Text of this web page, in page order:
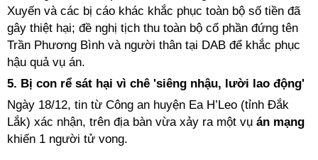
Xuyến và các bị cáo khác khắc phục toàn bộ số tiền đã
gây thiệt hại; đề nghị tịch thu toàn bộ cổ phần đứng tên
Trần Phương Bình và người thân tại DAB để khắc phục
hậu quả vụ án.
5. Bị con rể sát hại vì chê 'siêng nhậu, lười lao động'
Ngày 18/12, tin từ Công an huyện Ea H’Leo (tỉnh Đắk
Lắk) xác nhận, trên địa bàn vừa xảy ra một vụ án mạng
khiến 1 người tử vong.